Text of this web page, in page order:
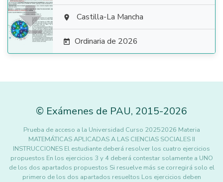
  Castilla-La Mancha
 Ordinaria de 2026
© Exámenes de PAU, 2015-2026
Prueba de acceso a la Universidad Curso 20252026 Materia
MATEMÁTICAS APLICADAS A LAS CIENCIAS SOCIALES II
INSTRUCCIONES El estudiante deberá resolver los cuatro ejercicios
propuestos En los ejercicios 3 y 4 deberá contestar solamente a UNO
de los dos apartados propuestos Si resuelve más se corregirá solo el
primero de los dos apartados resueltos Los ejercicios deben